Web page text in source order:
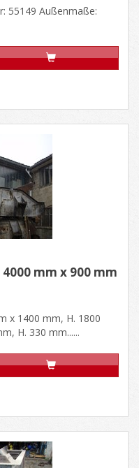
55149 Außenmaße:
mm x 900 mm
x 1400 mm, H. 1800
H. 330 mm......